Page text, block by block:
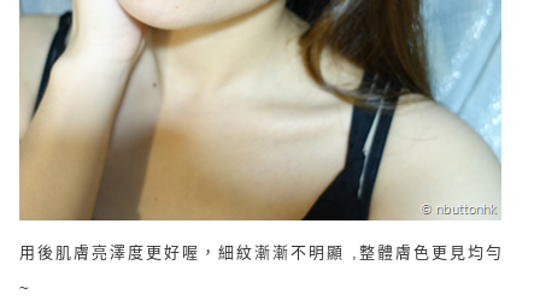
用後肌膚亮澤度更好喔，細紋漸漸不明顯 ,整體膚色更見均勻
~